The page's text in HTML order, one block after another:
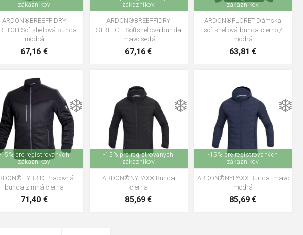
zákazníkov
ARDON®BREEFFIDRY
Softshellová bunda
modrá
67,16 €
zákazníkov
ARDON®BREEFFIDRY
STRETCH Softshellová bunda
tmavo šedá
67,16 €
zákazníkov
ARDON®FLORET Dámska
softshellová bunda čierno /
modrá
63,81 €
15% pre registrovaných
zákazníkov
❄️
Pracovná
bunda zimná čierna
71,40 €
M XL
3XL
-15% pre registrovaných
zákazníkov
❄️
ARDON®NYPAXX Bunda
čierna
85,69 €
S XL
2XL
5XL
-15% pre registrovaných
zákazníkov
❄️
ARDON®NYPAXX Bunda tmavo
modrá
85,69 €
M 2XL
3XL